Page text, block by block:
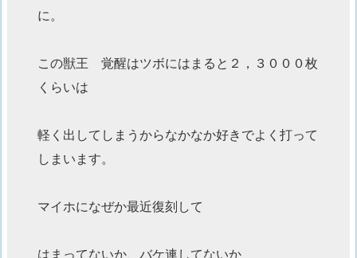
に。
この獣王 覚醒はツボにはまると２，３０００枚
くらいは
軽く出してしまうからなかなか好きでよく打って
しまいます。
マイホになぜか最近復刻して
はまってないか、バケ連してないか